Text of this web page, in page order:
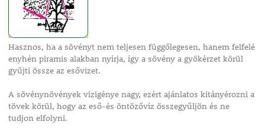
Hasznos, ha a sövényt nem teljesen függőlegesen, hanem felfelé
enyhén piramis alakban nyírja, így a sövény a gyökérzet körül
gyűjti össze az esővizet.
A sövénynövények vízigénye nagy, ezért ajánlatos kitányérozni a
tövek körül, hogy az eső-és öntözővíz összegyűljön és ne
tudjon elfolyni.